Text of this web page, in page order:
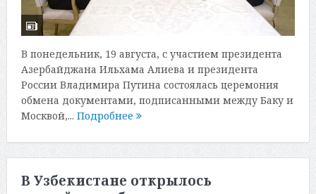
В понедельник, 19 августа, с участием президента
Азербайджана Ильхама Алиева и президента
России Владимира Путина состоялась церемония
обмена документами, подписанными между Баку и
Москвой,... Подробнее
В Узбекистане открылось